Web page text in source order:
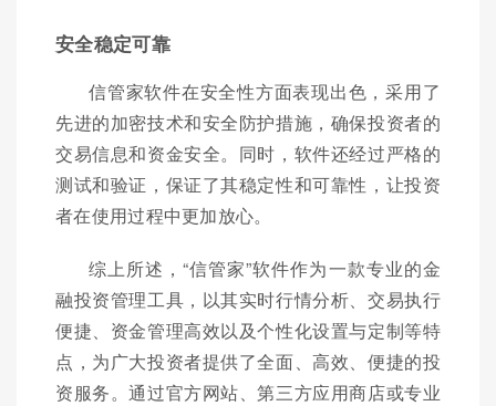
安全稳定可靠
信管家软件在安全性方面表现出色，采用了
先进的加密技术和安全防护措施，确保投资者的
交易信息和资金安全。同时，软件还经过严格的
测试和验证，保证了其稳定性和可靠性，让投资
者在使用过程中更加放心。
综上所述，“信管家”软件作为一款专业的金
融投资管理工具，以其实时行情分析、交易执行
便捷、资金管理高效以及个性化设置与定制等特
点，为广大投资者提供了全面、高效、便捷的投
资服务。通过官方网站、第三方应用商店或专业